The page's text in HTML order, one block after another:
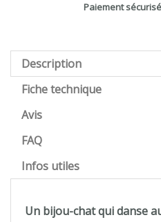
Paiement
Description
Fiche technique
Avis
FAQ
Infos utiles
Un bijou-chat qui danse